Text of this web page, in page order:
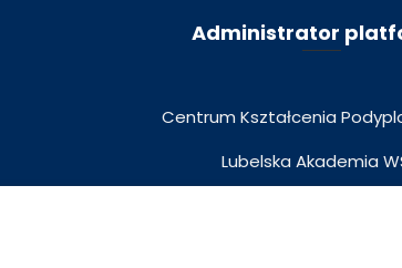
Administrator
Centrum Kształcenia
Lubelska Akademia